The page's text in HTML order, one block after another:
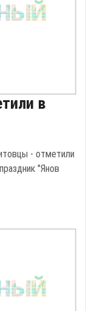
в
- отметили
"Янов